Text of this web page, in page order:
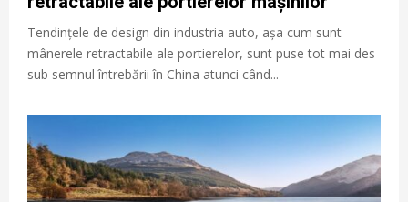
Tendințele de design din industria auto, așa cum sunt
mânerele retractabile ale portierelor, sunt puse tot mai des
sub semnul întrebării în China atunci când...